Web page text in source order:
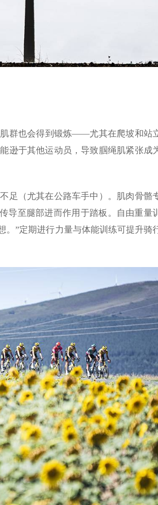
群也会得到锻炼——尤其在爬坡和站
逊于其他运动员，导致腘绳肌紧张成
足（尤其在公路车手中）。肌肉骨骼
导至腿部进而作用于踏板。自由重量
。”定期进行力量与体能训练可提升骑